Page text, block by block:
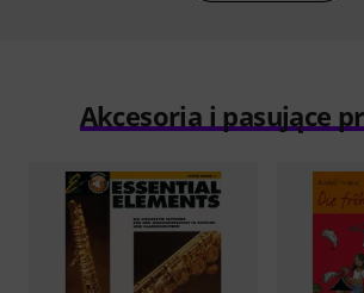
Akcesoria i pasujące